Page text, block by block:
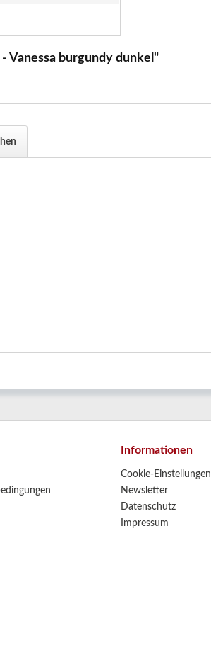
Vanessa burgundy dunkel"
Informationen
Cookie-Einstellungen
Newsletter
Datenschutz
Impressum